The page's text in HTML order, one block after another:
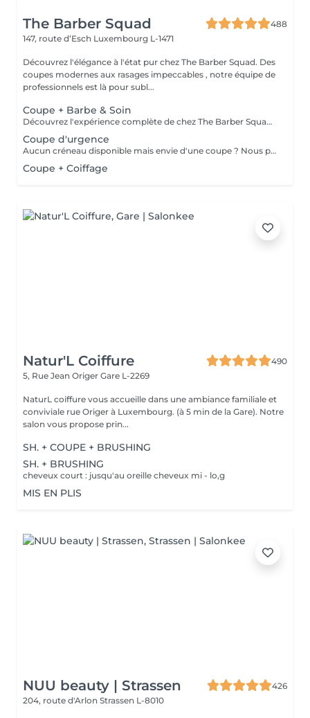
The Barber Squad
488
147, route d’Esch Luxembourg L-1471
Découvrez l'élégance à l'état pur chez The Barber Squad. Des
coupes modernes aux rasages impeccables , notre équipe de
professionnels est là pour subl...
Coupe + Barbe & Soin
Découvrez l'expérience complète de chez The Barber Squad ! Shampooing & soins profonds + Coupe complète + Coiffage. Taille de Barbe & Contours à la lame & soins régénérant + Serviette Chaude & Froide + Nettoyage exfoliant du visage + Vapeur + Massage Relaxant + After Shave + Huile à barbe + Hydratation de la peau . Pour que votre expérience chez nous soit optimal , une boisson de votre choix vous est offerte !
Coupe d'urgence
Aucun créneau disponible mais envie d'une coupe ? Nous pouvons vous proposer un rendez-vous avant ou après nos horaires, ou durant la pause. Pour cette prestation, merci de contacter directement le shop.
Coupe + Coiffage
Natur'L Coiffure
490
5, Rue Jean Origer Gare L-2269
NaturL coiffure vous accueille dans une ambiance familiale et
conviviale rue Origer à Luxembourg. (à 5 min de la Gare). Notre
salon vous propose prin...
SH. + COUPE + BRUSHING
SH. + BRUSHING
cheveux court : jusqu'au oreille cheveux mi - lo,g
MIS EN PLIS
NUU beauty | Strassen
426
204, route d'Arlon Strassen L-8010